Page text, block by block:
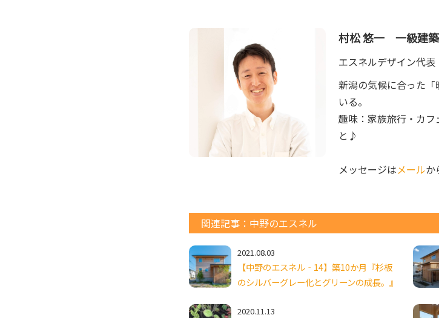
村松 悠一 一級建
エスネルデザイン代表
新潟の気候に合った
いる。
趣味：家族旅行・カ
と♪
メッセージはメールか
関連記事：中野のエスネル
2021.08.03
【中野のエスネル‐14】築10か月『杉板
のシルバーグレー化とグリーンの成長。』
2020.11.13